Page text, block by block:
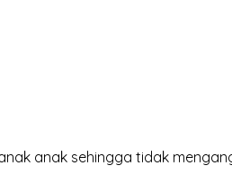
anak sehingga tidak